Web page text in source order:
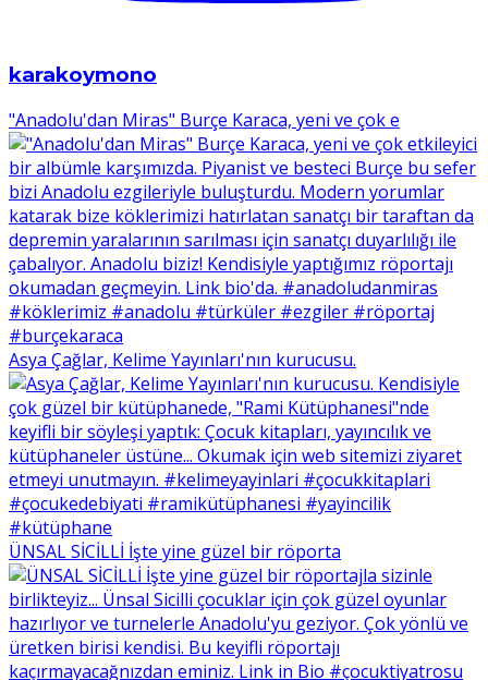
karakoymono
"Anadolu'dan Miras" Burçe Karaca, yeni ve çok e
Asya Çağlar, Kelime Yayınları'nın kurucusu.
ÜNSAL SİCİLLİ İşte yine güzel bir röporta